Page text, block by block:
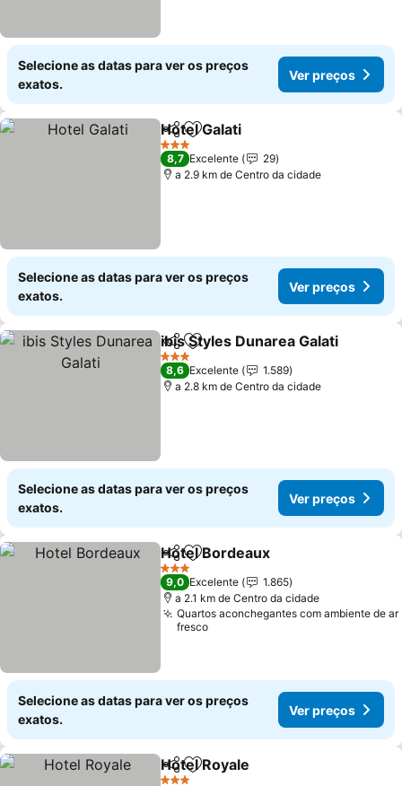
Selecione as datas para ver os preços
exatos.
Ver preços
PartilharAdicionar aos favoritos
Hotel Galati
3 Estrelas
8,7 Excelente
29
a 2.9 km de Centro da cidade
Selecione as datas para ver os preços
exatos.
Ver preços
PartilharAdicionar aos favoritos
ibis Styles Dunarea Galati
3 Estrelas
8,6 Excelente
1.589
a 2.8 km de Centro da cidade
Selecione as datas para ver os preços
exatos.
Ver preços
PartilharAdicionar aos favoritos
Hotel Bordeaux
3 Estrelas
9,0 Excelente
1.865
a 2.1 km de Centro da cidade
Quartos aconchegantes com ambiente de ar
fresco
Selecione as datas para ver os preços
exatos.
Ver preços
PartilharAdicionar aos favoritos
Hotel Royale